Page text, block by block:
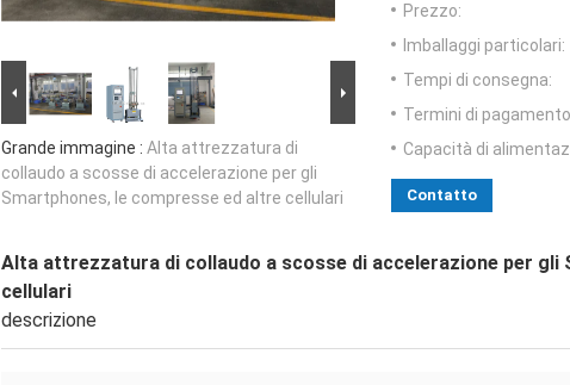
Grande immagine : Alta attrezzatura di
collaudo a scosse di accelerazione per gli
Smartphones, le compresse ed altre cellulari
Prezzo:
Imballaggi particolari:
Tempi di consegna:
Termini di
Capacità di
Contatto
Alta attrezzatura di collaudo a scosse di accelerazione per gli
cellulari
descrizione